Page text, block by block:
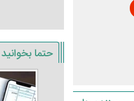
حتما بخوانید